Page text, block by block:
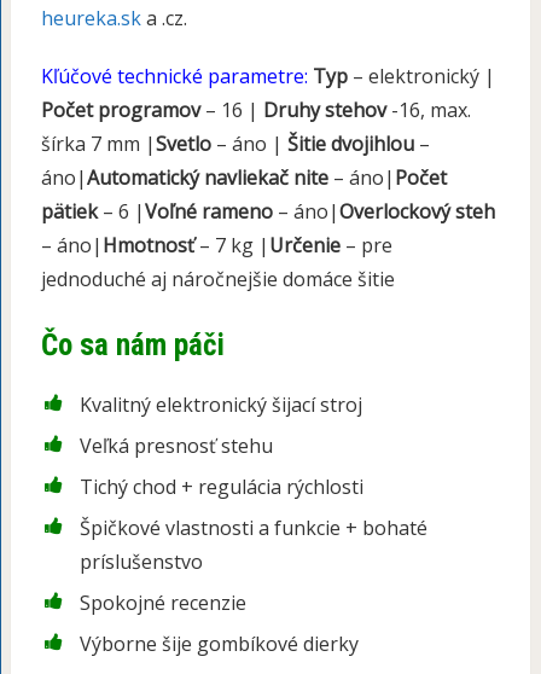
heureka.ska .cz.
Kľúčové technické parametre: Typ– elektronický |
Počet programov– 16 | Druhy stehov-16, max.
šírka 7 mm |Svetlo– áno | Šitie dvojihlou–
áno|Automatický navliekač nite– áno| Počet
pätiek– 6 |Voľné rameno– áno|Overlockový steh
– áno| Hmotnosť– 7 kg | Určenie– pre
jednoduché aj náročnejšie domáce šitie
Čo sa nám páči
Kvalitný elektronický šijací stroj
Veľká presnosť stehu
Tichý chod + regulácia rýchlosti
Špičkové vlastnosti a funkcie + bohaté
príslušenstvo
Spokojné recenzie
Výborne šije gombíkové dierky